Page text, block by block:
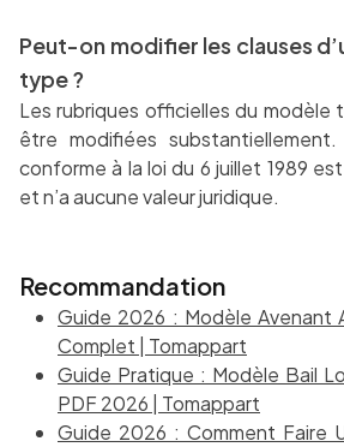
Peut-on modifier les clauses
type ?
Les rubriques officielles du modèle
être modifiées
conforme à la loi du 6 juillet 1989
et n’a aucune valeur juridique.
Recommandation
Guide 2026 : Modèle Avenant
Complet | Tomappart
Guide Pratique : Modèle Bail
PDF 2026 | Tomappart
Guide 2026 : Comment Faire